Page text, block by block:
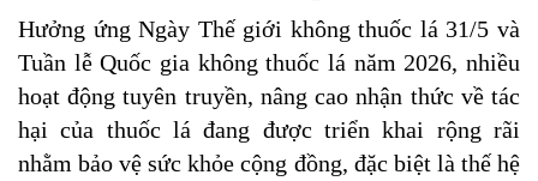
Hưởng ứng Ngày Thế giới không thuốc lá 31/5 và
Tuần lễ Quốc gia không thuốc lá năm 2026, nhiều
hoạt động tuyên truyền, nâng cao nhận thức về tác
hại của thuốc lá đang được triển khai rộng rãi
nhằm bảo vệ sức khỏe cộng đồng, đặc biệt là thế hệ